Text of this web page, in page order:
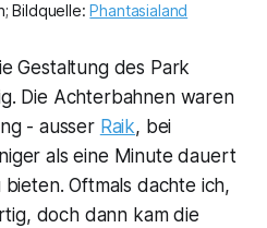
Bildquelle: Phantasialand
Gestaltung des Park
Die Achterbahnen waren
- ausser Raik, bei
als eine Minute dauert
Oftmals dachte ich,
doch dann kam die